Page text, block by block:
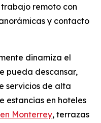
remoto con
y contacto
dinamiza el
pueda descansar,
servicios de alta
estancias en hoteles
Monterrey, terrazas